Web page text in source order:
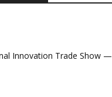
Innovation Trade Show —